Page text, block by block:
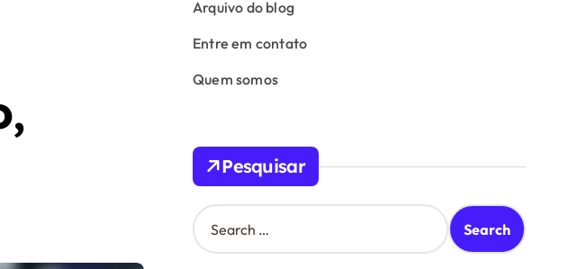
Arquivo do blog
Entre em contato
Quem somos
Pesquisar
S
e